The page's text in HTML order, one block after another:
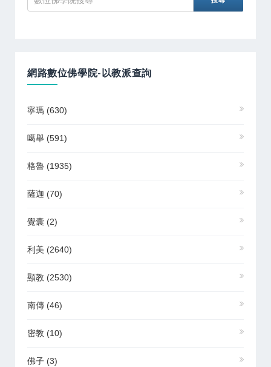
網路數位佛學院-以教派查詢
寧瑪 (630)
噶舉 (591)
格魯 (1935)
薩迦 (70)
覺囊 (2)
利美 (2640)
顯教 (2530)
南傳 (46)
密教 (10)
佛子 (3)